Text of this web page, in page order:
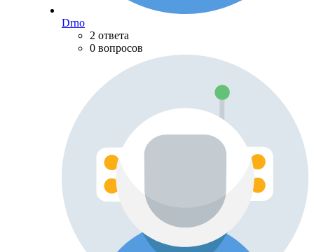
Drno
2 ответа
0 вопросов